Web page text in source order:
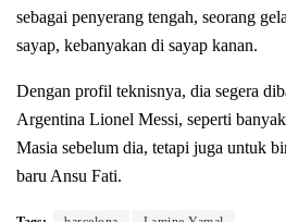
sebagai penyerang tengah, seorang
sayap, kebanyakan di sayap kanan.
Dengan profil teknisnya, dia segera
Argentina Lionel Messi, seperti
Masia sebelum dia, tetapi juga untuk
baru Ansu Fati.